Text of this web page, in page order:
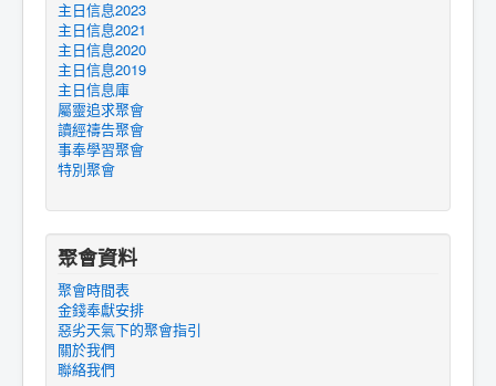
主日信息2023
主日信息2021
主日信息2020
主日信息2019
主日信息庫
屬靈追求聚會
讀經禱告聚會
事奉學習聚會
特別聚會
聚會資料
聚會時間表
金錢奉獻安排
惡劣天氣下的聚會指引
關於我們
聯絡我們